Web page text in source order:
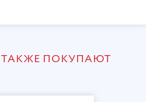
ПОКУПАЮТ